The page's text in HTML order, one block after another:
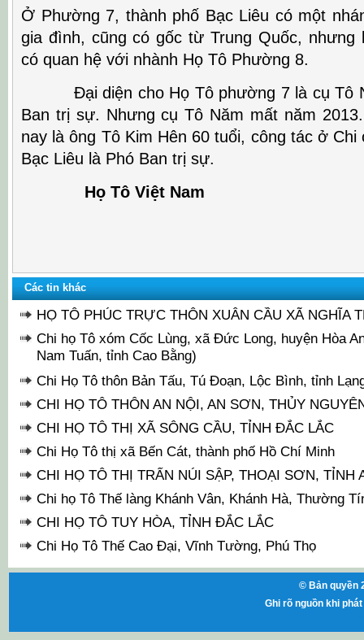
Ở Phường 7, thành phố Bạc Liêu có một
gia đình, cũng có gốc từ Trung Quốc, nhưng
có quan hệ với nhành Họ Tô Phường 8.
Đại diện cho Họ Tô phường 7 là cụ Tô
Ban trị sự. Nhưng cụ Tô Năm mất năm
nay là ông Tô Kim Hên 60 tuổi, công tác ở Chi
Bạc Liêu là Phó Ban trị sự.
Họ Tô Việt Nam
Các tin khác
HỌ TÔ PHÚC TRỰC THÔN XUÂN CẦU XÃ NGHĨA
Chi họ Tô xóm Cốc Lùng, xã Đức Long, huyện Hòa
Nam Tuấn, tỉnh Cao Bằng)
Chi Họ Tô thôn Bản Tấu, Tú Đoạn, Lộc Bình, tỉnh
CHI HỌ TÔ THÔN AN NỘI, AN SƠN, THỦY
CHI HỌ TÔ THỊ XÃ SÔNG CẦU, TỈNH ĐẮC LẮC
Chi Họ Tô thị xã Bến Cát, thành phố Hồ Chí Minh
CHI HỌ TÔ THỊ TRẤN NÚI SẬP, THOẠI SƠN, TỈNH
Chi họ Tô Thế làng Khánh Vân, Khánh Hà, Thường
CHI HỌ TÔ TUY HÒA, TỈNH ĐẮC LẮC
Chi Họ Tô Thế Cao Đại, Vĩnh Tường, Phú Thọ
© Bản quyền
Ghi rõ nguồn khi